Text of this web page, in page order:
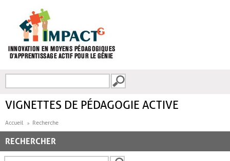
FORMULAIRE DE
VIGNETTES DE PÉDAGOGIE ACTIVE
Accueil Recherche
RECHERCHER